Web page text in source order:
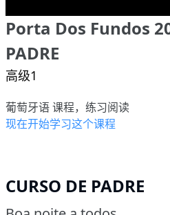
Porta Dos Fundos
PADRE
高级1
葡萄牙语 课程，练习阅读
现在开始学习这个课程
CURSO DE PADRE